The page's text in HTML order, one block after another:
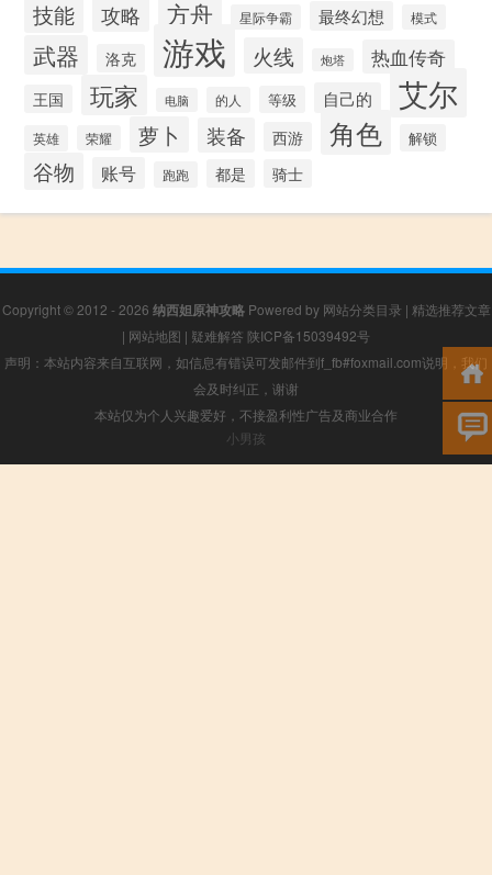
技能 攻略 方舟 星际争霸 最终幻想 模式
武器 洛克 游戏 火线 炮塔 热血传奇
王国 玩家 电脑 的人 等级 自己的 艾尔
英雄 荣耀 萝卜 装备 西游 角色 解锁
谷物 账号 跑跑 都是 骑士
Copyright © 2012 - 2026 纳西妲原神攻略Powered by 网站分类目录 | 精选推荐文章
| 网站地图 | 疑难解答 陕ICP备15039492号
声明：本站内容来自互联网，如信息有错误可发邮件到f_fb#foxmail.com说明，我们
会及时纠正，谢谢
本站仅为个人兴趣爱好，不接盈利性广告及商业合作
小男孩